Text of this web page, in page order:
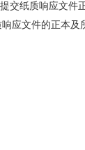
纸质响应文
应文件的正本及